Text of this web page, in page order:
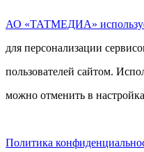
АО «ТАТМЕДИА»
для персонализации
пользователей сайтом.
можно отменить в
Политика